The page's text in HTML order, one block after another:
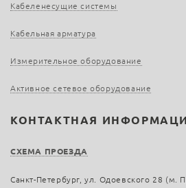
Кабеленесущие системы
Кабельная арматура
Измерительное оборудование
Активное сетевое оборудование
КОНТАКТНАЯ
СХЕМА ПРОЕЗДА
Санкт-Петербург, ул. Одоевского 28 (м.